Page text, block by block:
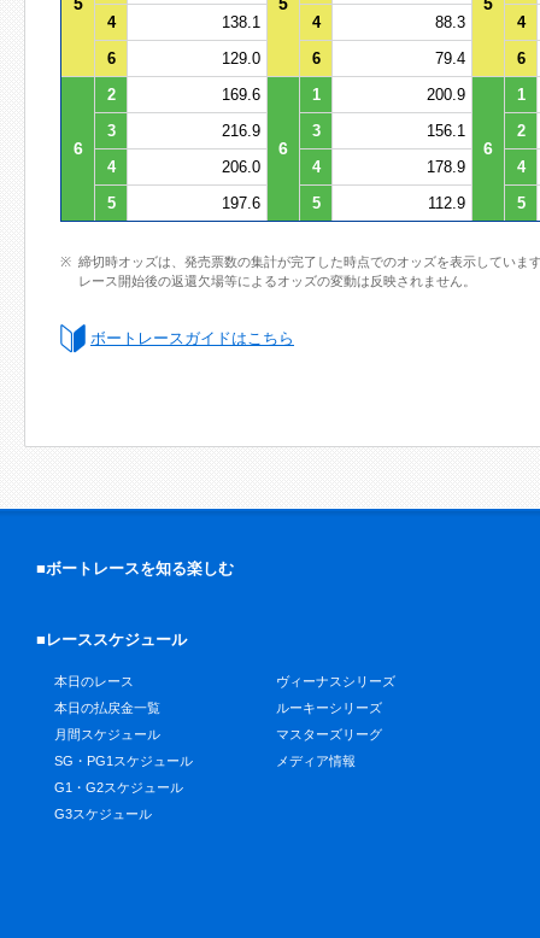
4
138.1 4 88.3
4
6
129.0 6 79.4 6
6
2 169.6
6
1 200.9
6
1
3
216.9 3 156.1
2
4
206.0 4 178.9
4
5
197.6 5 112.9 5
締切時オッズは、発売票数の集計が完了した時点でのオッズを表示していま
レース開始後の返還欠場等によるオッズの変動は反映されません。
ボートレースガイドはこちら
■ボートレースを知る楽しむ
■レーススケジュール
本日のレース
本日の払戻金一覧
月間スケジュール
SG・PG1スケジュール
G1・G2スケジュール
G3スケジュール
ヴィーナスシリーズ
ルーキーシリーズ
マスターズリーグ
メディア情報